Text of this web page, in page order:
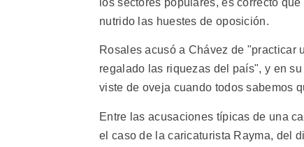
nutrido las huestes de oposición.
Rosales acusó a Chávez de "practicar
regalado las riquezas del país", y en
viste de oveja cuando todos sabemos
Entre las acusaciones típicas de una
el caso de la caricaturista Rayma, del